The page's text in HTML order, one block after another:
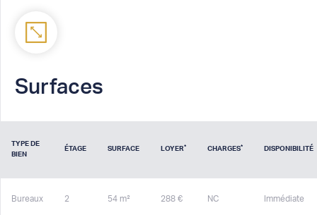
Surfaces
TYPE DE
BIEN
ÉTAGE SURFACE LOYER* CHARGES* DISPONIBILITÉ
Bureaux 2 54 m² 288 € NC Immédiate